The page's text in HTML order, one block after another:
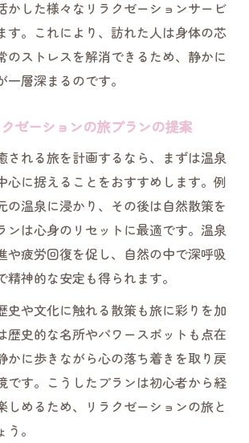
かした様々なリラクゼーションサービ
す。これにより、訪れた人は身体の芯
のストレスを解消できるため、静かに
層深まるのです。
ゼーションの旅プランの提案
される旅を計画するなら、まずは温泉
心に据えることをおすすめします。例
の温泉に浸かり、その後は自然散策を
ンは心身のリセットに最適です。温泉
や疲労回復を促し、自然の中で深呼吸
精神的な安定も得られます。
史や文化に触れる散策も旅に彩りを加
歴史的な名所やパワースポットも点在
かに歩きながら心の落ち着きを取り戻
です。こうしたプランは初心者から経
しめるため、リラクゼーションの旅と
。